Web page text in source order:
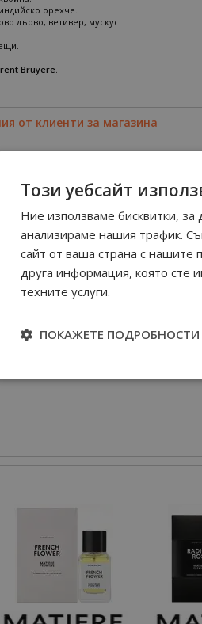
орехче.
дърво, ветивер, мускус.
Bruyere.
от клиенти за магазина
цени, богат избор
Този уебсайт
Ние използваме бисквитки,
анализираме нашия трафик.
сайт от ваша страна с нашите
друга информация, която сте
техните услуги.
ПОКАЖЕТЕ ПОДРОБНОСТИ